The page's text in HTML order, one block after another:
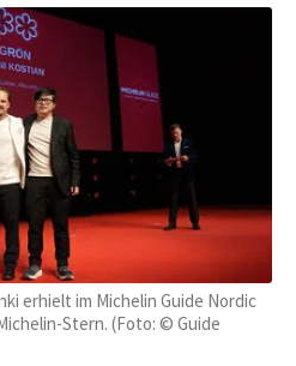
erhielt im Michelin Guide Nordic
Stern. (Foto: © Guide